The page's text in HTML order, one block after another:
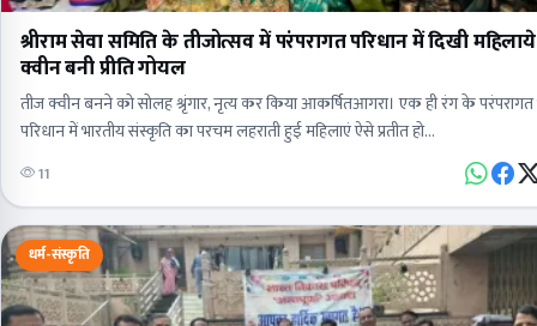
श्रीराम सेवा समिति के तीजोत्सव में परंपरागत परिधान में दिखी
क्वीन बनी प्रीति गोयल
तीज क्वीन बनने को सोलह श्रृंगार, नृत्य कर किया आकर्षितआगरा। एक ही रंग के परंपरागत
परिधान में भारतीय संस्कृति का परचम लहराती हुई महिलाएं ऐसे प्रतीत हो…
11
धर्म-संस्कृति